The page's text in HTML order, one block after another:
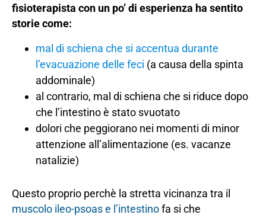
fisioterapista con un po’ di esperienza ha sentito
storie come:
mal di schiena che si accentua durante
l’evacuazione delle feci (a causa della spinta
addominale)
al contrario, mal di schiena che si riduce dopo
che l’intestino è stato svuotato
dolori che peggiorano nei momenti di minor
attenzione all’alimentazione (es. vacanze
natalizie)
Questo proprio perchè la stretta vicinanza tra il
muscolo ileo-psoas e l’intestino fa si che